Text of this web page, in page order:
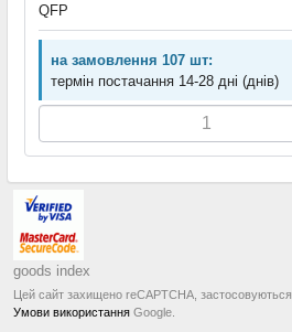
QFP
на замовлення 107 шт:
термін постачання 14-28 дні (днів)
goods index
Цей сайт захищено reCAPTCHA, застосовуються
Умови використання Google.